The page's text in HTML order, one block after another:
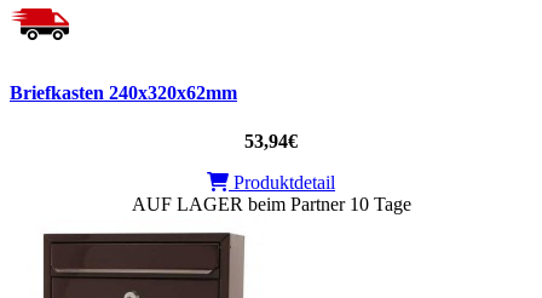
Briefkasten 240x320x62mm
53,94€
Produktdetail
AUF LAGER beim Partner 10 Tage